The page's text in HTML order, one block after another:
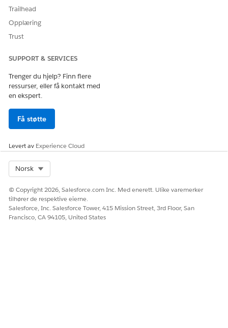
Trailhead
Opplæring
Trust
SUPPORT & SERVICES
Trenger du hjelp? Finn flere
ressurser, eller få kontakt med
en ekspert.
Få støtte
Levert av Experience Cloud
Norsk
© Copyright 2026, Salesforce.com Inc. Med enerett. Ulike varemerker
tilhører de respektive eierne.
Salesforce, Inc. Salesforce Tower, 415 Mission Street, 3rd Floor, San
Francisco, CA 94105, United States